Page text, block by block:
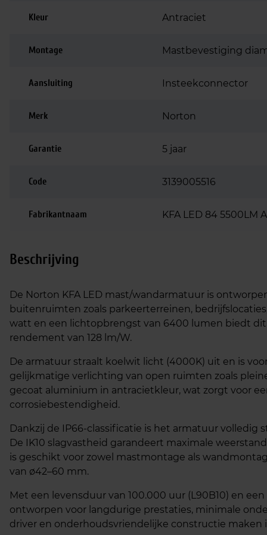
Kleur Antraciet
Montage Mastbevestiging
Aansluiting Insteekconnector
Merk Norton
Garantie 5 jaar
Code 3139005516
Fabrikantnaam KFA LED 84 5500LM
Beschrijving
De Norton KFA LED mast/wandarmatuur is
buitenruimten zoals parkeerterreinen,
watt en een lichtopbrengst van 6400 lumen biedt
rendement van 128 lm/W.
De armatuur straalt koelwit licht (4000K) uit en is
gelijkmatige verlichting van open ruimten zoals
gecoat aluminium in antracietkleur, wat zorgt voor
corrosiebestendigheid.
Dankzij de IP66-classificatie is het armatuur
De IK10 slagvastheid garandeert maximale
is geschikt voor zowel mastmontage als
van ø42–60 mm.
Met een levensduur van 100.000 uur (L90B10) en
ontworpen voor langdurige prestaties, minimale
driver en onderhoudsvriendelijke constructie maken